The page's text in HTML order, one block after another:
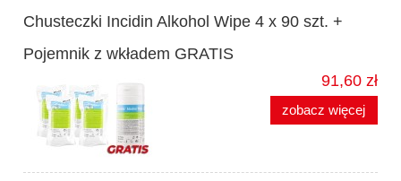
Chusteczki Incidin Alkohol Wipe 4 x 90 szt. +
Pojemnik z wkładem GRATIS
91,60 zł
zobacz więcej